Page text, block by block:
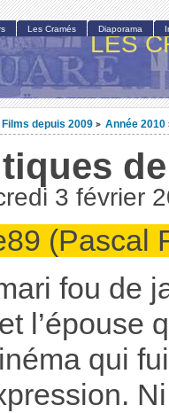
LES
Films depuis 2009 > Année 2010
3 février
(Pascal
fou de
l’épouse
qui
Les Cramés Diaporama